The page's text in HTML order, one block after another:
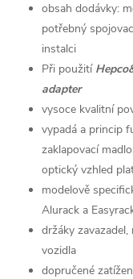
obsah dodávky:
potřebný
instalci
Při použití
adapter
vysoce kvalitní
vypadá a princip
zaklapovací
optický vzhled
modelově
Alurack a
držáky
vozidla
dopručené